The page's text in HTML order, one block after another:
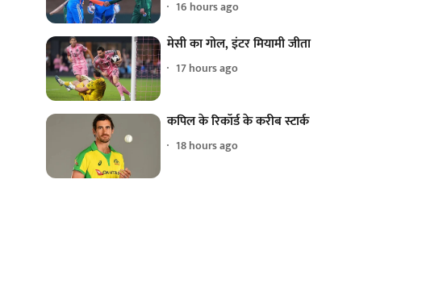
16 hours ago
मेसी का गोल, इंटर मियामी जीता
17 hours ago
कपिल के रिकॉर्ड के करीब स्टार्क
18 hours ago